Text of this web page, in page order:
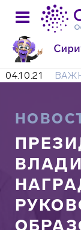
04.10.21